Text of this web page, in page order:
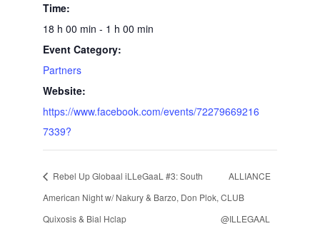
Time:
18 h 00 min - 1 h 00 min
Event Category:
Partners
Website:
https://www.facebook.com/events/72279669216
7339?
Rebel Up Globaal iLLeGaaL #3: South
American Night w/ Nakury & Barzo, Don Plok,
Quixosis & Bial Hclap
ALLIANCE
CLUB
@ILLEGAAL